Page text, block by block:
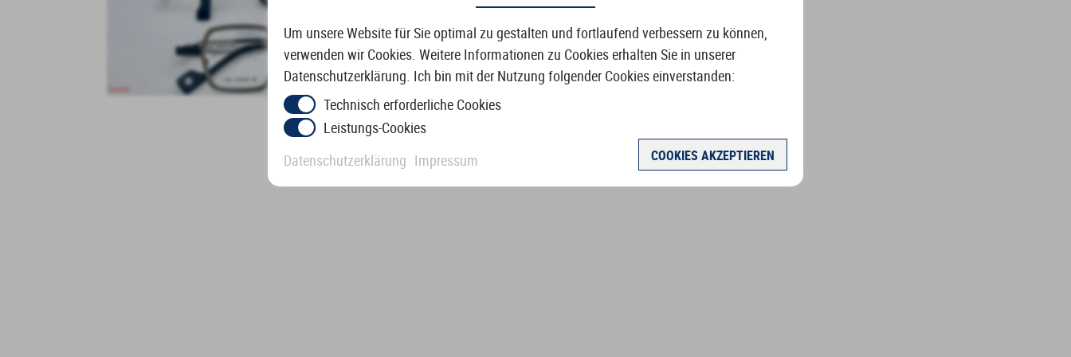
Um unsere Website für Sie optimal zu gestalten und fortlaufend verbessern zu können,
verwenden wir Cookies. Weitere Informationen zu Cookies erhalten Sie in unserer
Datenschutzerklärung. Ich bin mit der Nutzung folgender Cookies einverstanden:
Technisch erforderliche Cookies
Leistungs-Cookies
Datenschutzerklärung Impressum COOKIES AKZEPTIEREN